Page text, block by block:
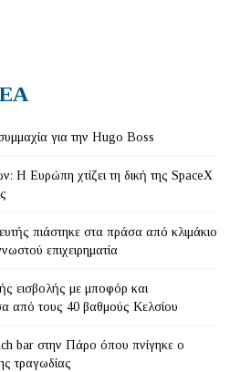
για την Hugo Boss
Η Ευρώπη χτίζει τη δική της SpaceX
πιάστηκε στα πράσα από κλιμάκιο
επιχειρηματία
εισβολής με μποφόρ και
από τους 40 βαθμούς Κελσίου
bar στην Πάρο όπου πνίγηκε ο
τραγωδίας